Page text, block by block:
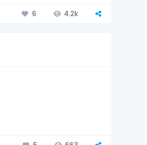
6 4.2k